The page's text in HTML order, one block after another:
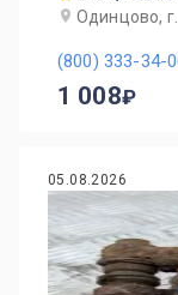
Одинцово,
(800) 333-34-
1 008
05.08.2026